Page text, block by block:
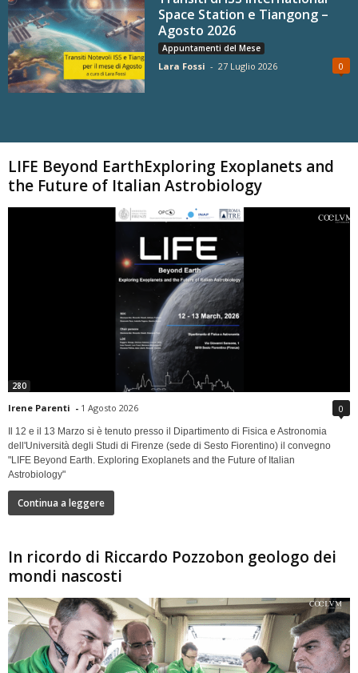
Space Station e Tiangong –
Agosto 2026
Appuntamenti del Mese
Lara Fossi - 27 Luglio 2026 0
LIFE Beyond EarthExploring Exoplanets and
the Future of Italian Astrobiology
280
Irene Parenti - 1 Agosto 2026 0
Il 12 e il 13 Marzo si è tenuto presso il Dipartimento di Fisica e Astronomia
dell'Università degli Studi di Firenze (sede di Sesto Fiorentino) il convegno
"LIFE Beyond Earth. Exploring Exoplanets and the Future of Italian
Astrobiology"
Continua a leggere
In ricordo di Riccardo Pozzobon geologo dei
mondi nascosti